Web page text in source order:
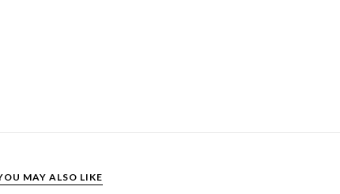
MAY ALSO LIKE